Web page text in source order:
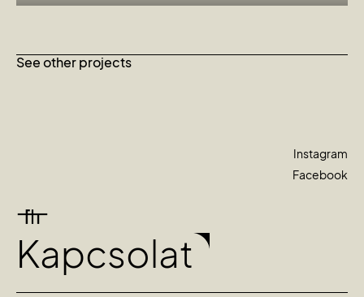
See other projects
Kapcsolat
Instagram
Facebook